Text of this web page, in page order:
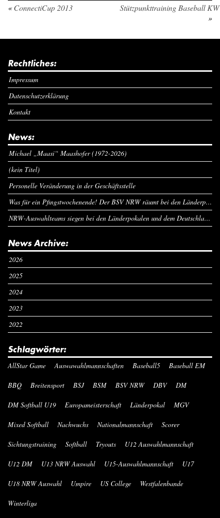
«ConnectiCup 2013
Stützpunkttraining Baseball
»
Rechtliches:
Impressum
Datenschutzerklärung
Kontakt
News:
Michael „Maasi“ Maashofer (1972-2026)
(kein Titel)
Personelle Veränderung in der Geschäftsstelle
Was für ein Pfingstwochenende! Der BSV NRW räumt bei den Länderpokalen ab
NRW-Auswahlteams siegen bei den Länderpokalen und dem Deutschlandcup an Pfingsten
News Archive:
2026
2025
2024
2023
2022
Schlagwörter:
AllStar Game Auswawahlmannschaften Baseball5 Baseball EM
BBQ Breitensport BSJ BSM BSV NRW DBV DM
DM Softball U19 Europameisterschaft Länderpokal MGV
Mixed Softball Nachwuchs Nationalmannschaft Scorer
Sichtungstraining Softball Tryouts U12 Auswahlmannschaft
U12 DM U13 NRW Auswahl U15-Auswahlmannschaft U17
U18 NRW Auswahl Umpire US College Westfalenbande
Winterliga